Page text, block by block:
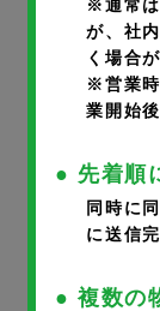
部屋番号※
申込者氏名※
※通常
が、社
く場合
※営業時
業開始
● 先着順
同時に
に送信
● 複数の